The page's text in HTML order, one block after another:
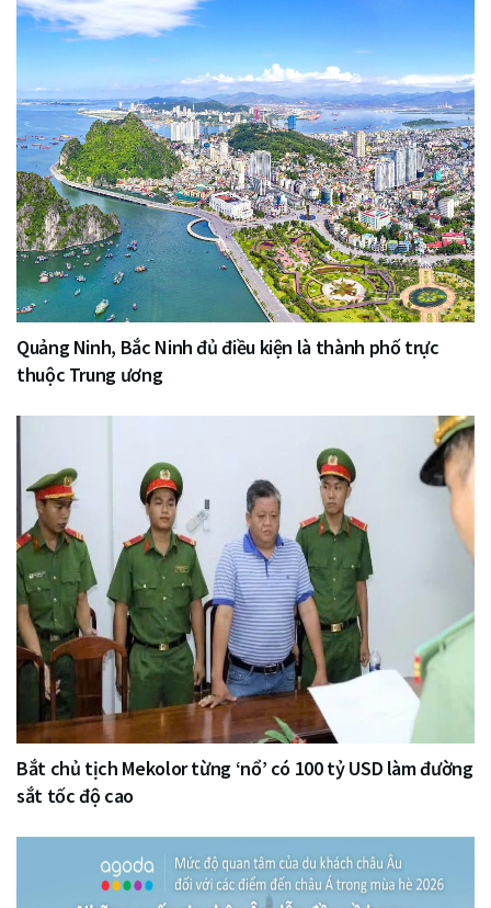
Quảng Ninh, Bắc Ninh đủ điều kiện là thành phố trực
thuộc Trung ương
Bắt chủ tịch Mekolor từng ‘nổ’ có 100 tỷ USD làm đường
sắt tốc độ cao